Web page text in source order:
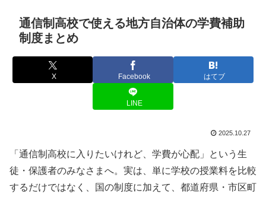
通信制高校で使える地方自治体の学費補助
制度まとめ
X Facebook はてブ
LINE
2025.10.27
「通信制高校に入りたいけれど、学費が心配」という生
徒・保護者のみなさまへ。実は、単に学校の授業料を比較
するだけではなく、国の制度に加えて、都道府県・市区町